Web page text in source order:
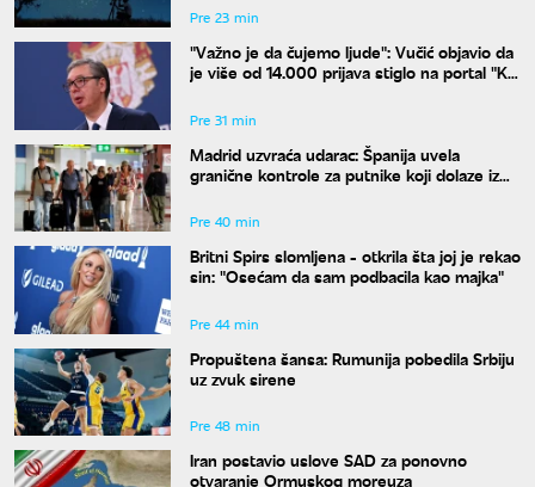
Pre 23 min
"Važno je da čujemo ljude": Vučić objavio da
je više od 14.000 prijava stiglo na portal "Ko
Pre 31 min
Madrid uzvraća udarac: Španija uvela
granične kontrole za putnike koji dolaze iz
Pre 40 min
Britni Spirs slomljena - otkrila šta joj je rekao
sin: "Osećam da sam podbacila kao majka"
Pre 44 min
Propuštena šansa: Rumunija pobedila Srbiju
uz zvuk sirene
Pre 48 min
Iran postavio uslove SAD za ponovno
otvaranje Ormuskog moreuza